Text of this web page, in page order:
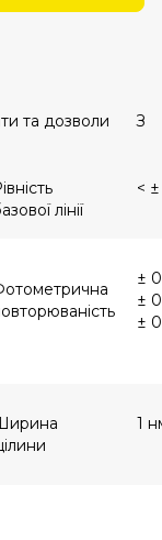
та дозволи
лінії
<
±
±
±
1